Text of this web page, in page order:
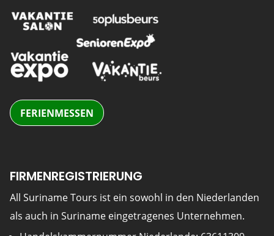
FERIENMESSEN
FIRMENREGISTRIERUNG
All Suriname Tours ist ein sowohl in den Niederlanden
als auch in Suriname eingetragenes Unternehmen.